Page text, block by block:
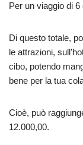
Per un viaggio di
Di questo totale,
le attrazioni,
cibo, potendo
bene per la tua
Cioè, può
12.000,00.